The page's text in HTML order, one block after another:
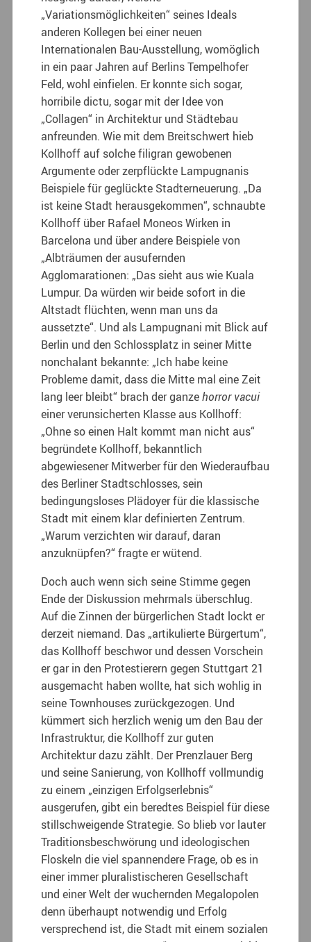
„Variationsmöglichkeiten“ seines Ideals
anderen Kollegen bei einer neuen
Internationalen Bau-Ausstellung, womöglich
in ein paar Jahren auf Berlins Tempelhofer
Feld, wohl einfielen. Er konnte sich sogar,
horribile dictu, sogar mit der Idee von
„Collagen“ in Architektur und Städtebau
anfreunden. Wie mit dem Breitschwert hieb
Kollhoff auf solche filigran gewobenen
Argumente oder zerpflückte Lampugnanis
Beispiele für geglückte Stadterneuerung. „Da
ist keine Stadt herausgekommen“, schnaubte
Kollhoff über Rafael Moneos Wirken in
Barcelona und über andere Beispiele von
„Albträumen der ausufernden
Agglomarationen: „Das sieht aus wie Kuala
Lumpur. Da würden wir beide sofort in die
Altstadt flüchten, wenn man uns da
aussetzte“. Und als Lampugnani mit Blick auf
Berlin und den Schlossplatz in seiner Mitte
nonchalant bekannte: „Ich habe keine
Probleme damit, dass die Mitte mal eine Zeit
lang leer bleibt“ brach der ganzehorror vacui
einer verunsicherten Klasse aus Kollhoff:
„Ohne so einen Halt kommt man nicht aus“
begründete Kollhoff, bekanntlich
abgewiesener Mitwerber für den Wiederaufbau
des Berliner Stadtschlosses, sein
bedingungsloses Plädoyer für die klassische
Stadt mit einem klar definierten Zentrum.
„Warum verzichten wir darauf, daran
anzuknüpfen?“ fragte er wütend.
Doch auch wenn sich seine Stimme gegen
Ende der Diskussion mehrmals überschlug.
Auf die Zinnen der bürgerlichen Stadt lockt er
derzeit niemand. Das „artikulierte Bürgertum“,
das Kollhoff beschwor und dessen Vorschein
er gar in den Protestierern gegen Stuttgart 21
ausgemacht haben wollte, hat sich wohlig in
seine Townhouses zurückgezogen. Und
kümmert sich herzlich wenig um den Bau der
Infrastruktur, die Kollhoff zur guten
Architektur dazu zählt. Der Prenzlauer Berg
und seine Sanierung, von Kollhoff vollmundig
zu einem „einzigen Erfolgserlebnis“
ausgerufen, gibt ein beredtes Beispiel für diese
stillschweigende Strategie. So blieb vor lauter
Traditionsbeschwörung und ideologischen
Floskeln die viel spannendere Frage, ob es in
einer immer pluralistischeren Gesellschaft
und einer Welt der wuchernden Megalopolen
denn überhaupt notwendig und Erfolg
versprechend ist, die Stadt mit einem sozialen